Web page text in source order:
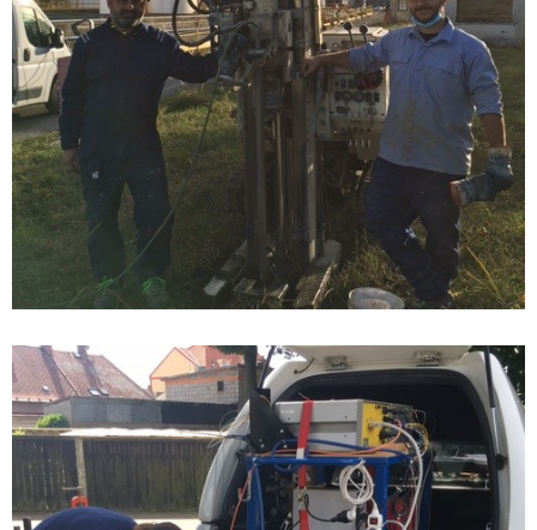
novembre 22, 2021
OIHPT in Italia